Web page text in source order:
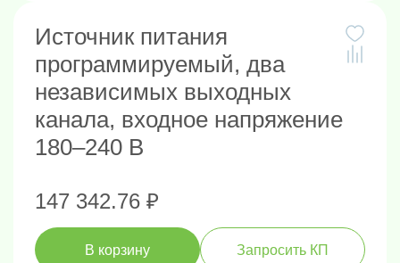
Источник питания
программируемый, два
независимых выходных
канала, входное напряжение
180–240 В
147 342.76 ₽
В корзину Запросить КП